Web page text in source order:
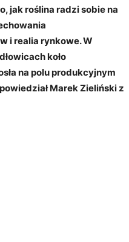
jak roślina radzi sobie na
i realia rynkowe. W
koło
na polu produkcyjnym
Marek Zieliński z